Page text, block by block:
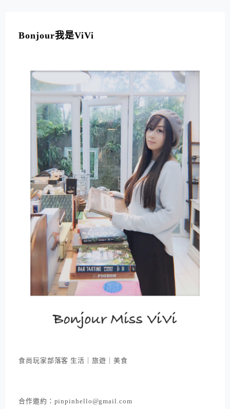
Bonjour我是ViVi
食尚玩家部落客 生活｜旅遊｜美食
合作邀約：pinpinhello@gmail.com